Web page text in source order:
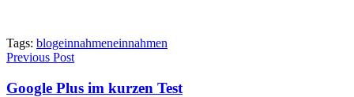
Tags: blogeinnahmeneinnahmen
Previous Post
Google Plus im kurzen Test